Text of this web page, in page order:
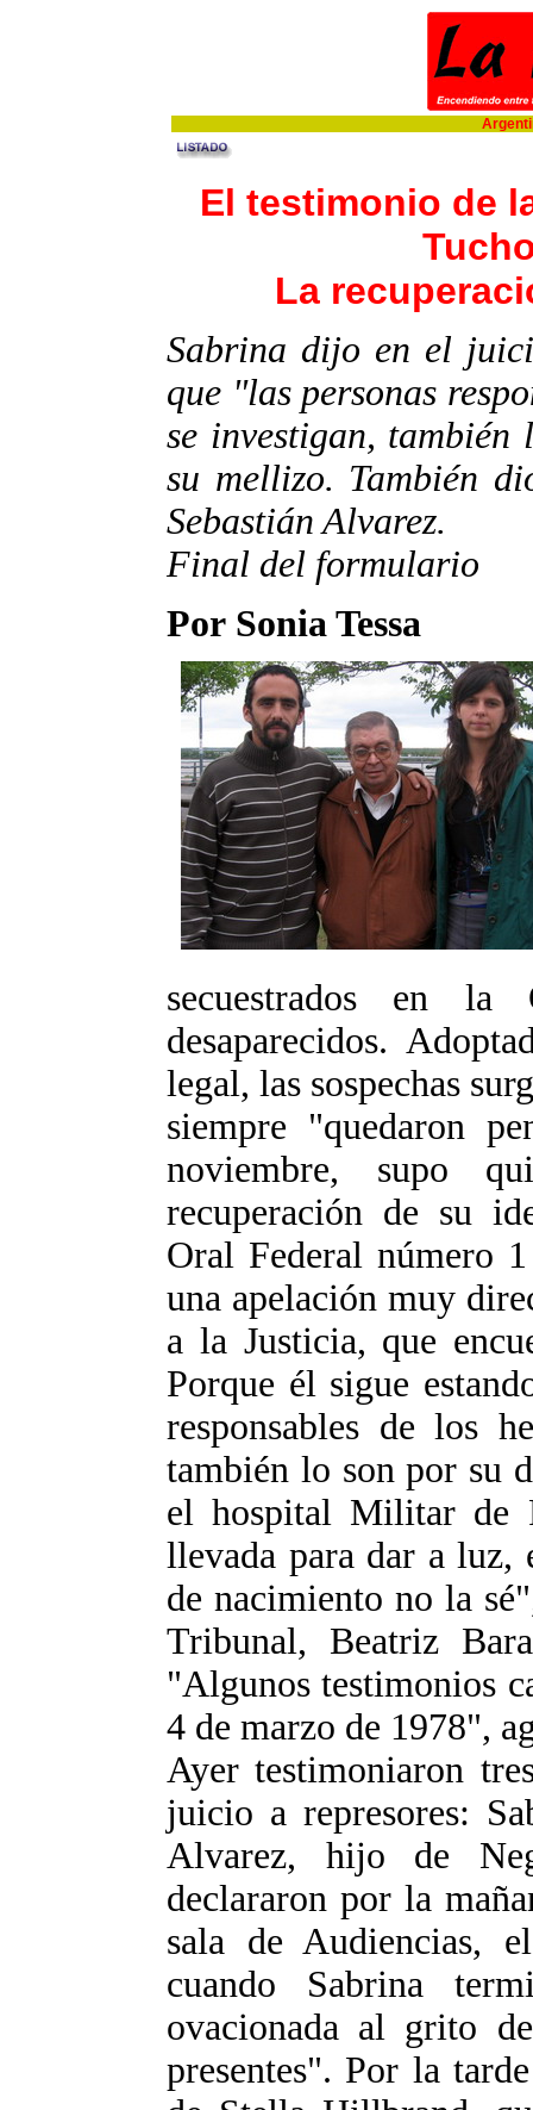
El testimonio de
La
Sabrina dijo en el
que "las personas
se investigan,
su mellizo. También
Sebastián Alvarez.
Final del formulario
Por Sonia Tessa
secuestrados en
desaparecidos.
legal, las sospechas
siempre "quedaron
noviembre, supo
recuperación de su
Oral Federal número
una apelación muy
a la Justicia, que
Porque él sigue
responsables de los
también lo son por su
el hospital Militar de
llevada para dar a luz,
de nacimiento no la
Tribunal, Beatriz
"Algunos testimonios
4 de marzo de 1978",
Ayer testimoniaron
juicio a represores:
Alvarez, hijo de
declararon por la
sala de Audiencias,
cuando Sabrina
ovacionada al grito
presentes". Por la